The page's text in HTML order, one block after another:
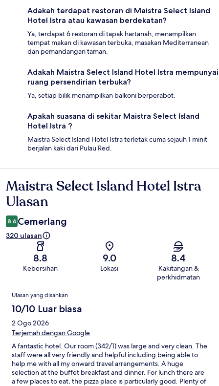
Adakah terdapat restoran di Maistra Select Island
Hotel Istra atau kawasan berdekatan?
Ya, terdapat 6 restoran di tapak hartanah, menampilkan
tempat makan di kawasan terbuka, masakan Mediterranean
dan pemandangan taman.
Adakah Maistra Select Island Hotel Istra mempunyai
ruang persendirian terbuka?
Ya, setiap bilik menampilkan balkoni berperabot.
Apakah suasana di sekitar Maistra Select Island
Hotel Istra ?
Maistra Select Island Hotel Istra terletak cuma sejauh 1 minit
berjalan kaki dari Pulau Red.
Ulasan
Maistra Select Island Hotel Istra
Ulasan
8.6 Cemerlang
320 ulasan
8.8
Kebersihan
9.0
Lokasi
8.4
Kakitangan &
perkhidmatan
Ulasan
Ulasan yang disahkan
10/10 Luar biasa
2 Ogo 2026
Terjemah dengan Google
A fantastic hotel. Our room (342/1) was large and very clean. The
staff were all very friendly and helpful including being able to
help me with all my onward travel arrangements. A huge
selection at the buffet breakfast and dinner. For lunch there are
a few places to eat, the pizza place is particularly good. Plenty of